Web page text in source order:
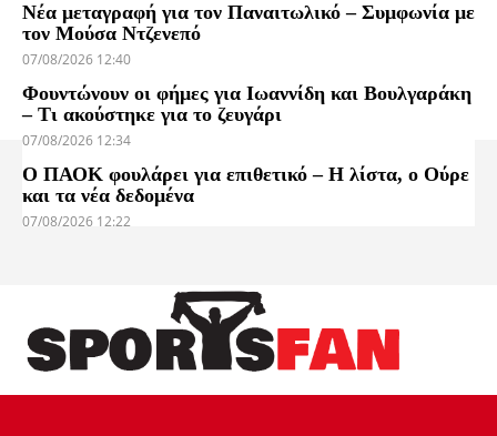
Νέα μεταγραφή για τον Παναιτωλικό – Συμφωνία με
τον Μούσα Ντζενεπό
07/08/2026 12:40
Φουντώνουν οι φήμες για Ιωαννίδη και Βουλγαράκη
– Τι ακούστηκε για το ζευγάρι
07/08/2026 12:34
Ο ΠΑΟΚ φουλάρει για επιθετικό – Η λίστα, ο Ούρε
και τα νέα δεδομένα
07/08/2026 12:22